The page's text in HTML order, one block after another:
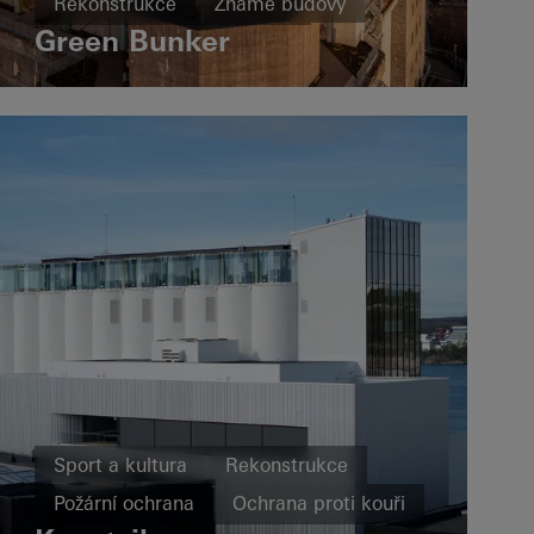
Okna
Dveře
Fasády
Germany
Green Bunker
Sport a kultura
Rekonstrukce
Požární ochrana
Ochrana proti kouři